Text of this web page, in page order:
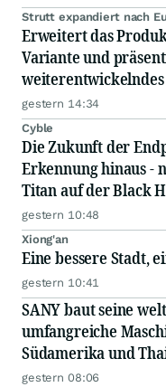
Strutt expandiert nach
Erweitert das
Variante und
gestern 14:34
Cyble
Die Zukunft der
Erkennung hinaus -
Titan auf der Black
gestern 10:48
Xiong'an
Eine bessere Stadt,
gestern 10:41
SANY baut seine
umfangreiche
Südamerika und
gestern 08:06